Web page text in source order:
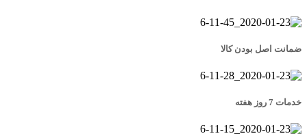
ضمانت اصل بودن کالا
خدمات 7 روز هفته